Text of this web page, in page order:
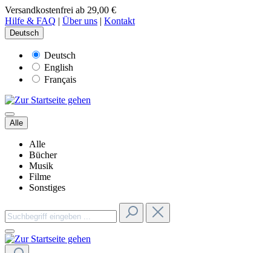
Versandkostenfrei ab 29,00 €
Hilfe & FAQ | Über uns | Kontakt
Deutsch
Deutsch
English
Français
Alle
Alle
Bücher
Musik
Filme
Sonstiges